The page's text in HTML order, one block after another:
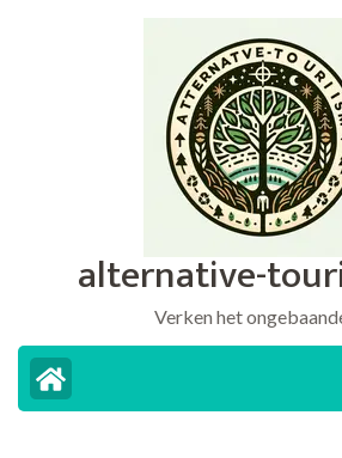
alternative-
Verken het